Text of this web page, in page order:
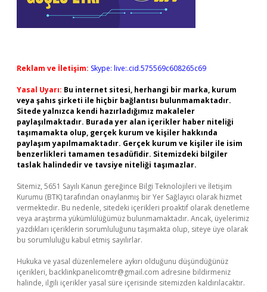
Reklam ve İletişim: Skype: live:.cid.575569c608265c69
Yasal Uyarı: Bu internet sitesi, herhangi bir marka, kurum
veya şahıs şirketi ile hiçbir bağlantısı bulunmamaktadır.
Sitede yalnızca kendi hazırladığımız makaleler
paylaşılmaktadır. Burada yer alan içerikler haber niteliği
taşımamakta olup, gerçek kurum ve kişiler hakkında
paylaşım yapılmamaktadır. Gerçek kurum ve kişiler ile isim
benzerlikleri tamamen tesadüfidir. Sitemizdeki bilgiler
taslak halindedir ve tavsiye niteliği taşımazlar.
Sitemiz, 5651 Sayılı Kanun gereğince Bilgi Teknolojileri ve İletişim
Kurumu (BTK) tarafından onaylanmış bir Yer Sağlayıcı olarak hizmet
vermektedir. Bu nedenle, sitedeki içerikleri proaktif olarak denetleme
veya araştırma yükümlülüğümüz bulunmamaktadır. Ancak, üyelerimiz
yazdıkları içeriklerin sorumluluğunu taşımakta olup, siteye üye olarak
bu sorumluluğu kabul etmiş sayılırlar.
Hukuka ve yasal düzenlemelere aykırı olduğunu düşündüğünüz
içerikleri, backlinkpanelicomtr@gmail.com adresine bildirmeniz
halinde, ilgili içerikler yasal süre içerisinde sitemizden kaldırılacaktır.